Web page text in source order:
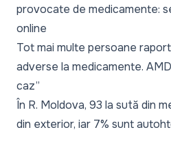
provocate de medicamente:
online
Tot mai multe persoane
adverse la medicamente.
caz”
În R. Moldova, 93 la sută din
din exterior, iar 7% sunt